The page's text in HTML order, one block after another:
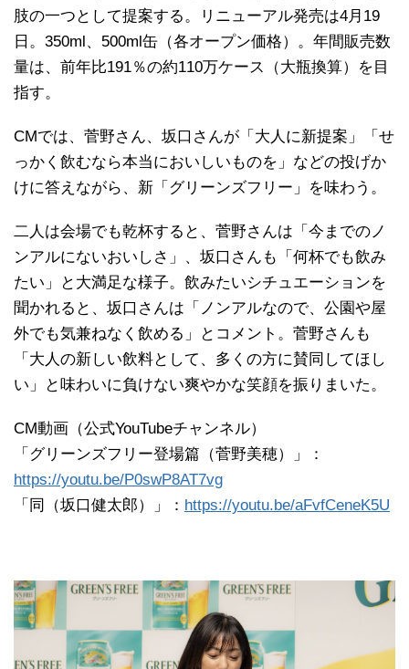
肢の一つとして提案する。リニューアル発売は4月19
日。350ml、500ml缶（各オープン価格）。年間販売数
量は、前年比191％の約110万ケース（大瓶換算）を目
指す。
CMでは、菅野さん、坂口さんが「大人に新提案」「せ
っかく飲むなら本当においしいものを」などの投げか
けに答えながら、新「グリーンズフリー」を味わう。
二人は会場でも乾杯すると、菅野さんは「今までのノ
ンアルにないおいしさ」、坂口さんも「何杯でも飲み
たい」と大満足な様子。飲みたいシチュエーションを
聞かれると、坂口さんは「ノンアルなので、公園や屋
外でも気兼ねなく飲める」とコメント。菅野さんも
「大人の新しい飲料として、多くの方に賛同してほし
い」と味わいに負けない爽やかな笑顔を振りまいた。
CM動画（公式YouTubeチャンネル）
「グリーンズフリー登場篇（菅野美穂）」：
https://youtu.be/P0swP8AT7vg
「同（坂口健太郎）」： https://youtu.be/aFvfCeneK5U